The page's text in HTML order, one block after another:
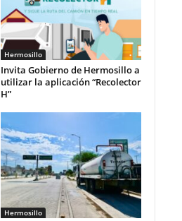
Hermosillo
Invita Gobierno de Hermosillo a
utilizar la aplicación “Recolector
H”
Hermosillo